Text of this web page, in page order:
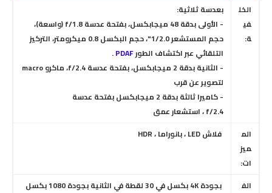
الخل
في
ة:
بعدسة ثلاثية:
- الأولى بدقة 48 ميجابكسل، بفتحة عدسة f/1.8 (واسعة)،
حجم المستشعر 1/2.0"، حجم البكسل 0.8 ميكرومتر
،التركيز
التلقائي عبر اكتشاف الطورPDAF
.
- الثانية بدقة 2 ميجابكسل، بفتحة عدسة f/2.4
، ماكرو macro
لتصوير عن قرب
- كاميرا ثالثة بدقة 2 ميجابكسل بفتحة عدسة
f/2.4 ، استشعار عمق
الم
ميز
ات:
فلاش LED ، بانوراما ، HDR
الف
بجودة 4K بكسل في 30 لقطة في الثانية بجودة 1080 بكسل